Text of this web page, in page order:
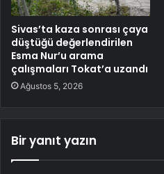
Sivas’ta kaza sonrası çaya
düştüğü değerlendirilen
Esma Nur’u arama
çalışmaları Tokat’a uzandı
Ağustos 5, 2026
Bir yanıt yazın